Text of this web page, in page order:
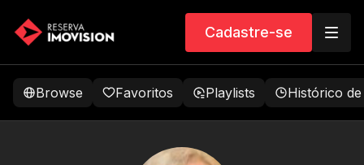
Cadastre-se
Browse Favoritos Playlists Histórico